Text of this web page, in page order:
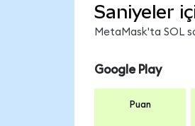
Saniyeler
MetaMask'ta SOL
Google Play
Puan